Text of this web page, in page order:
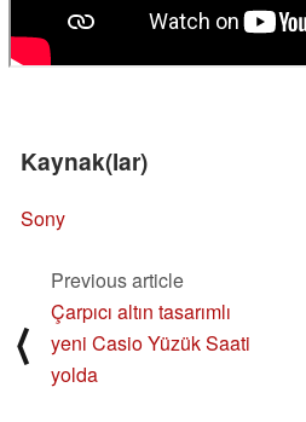
Kaynak(lar)
Sony
⟨
Previous article
Çarpıcı altın tasarımlı
yeni Casio Yüzük Saati
yolda